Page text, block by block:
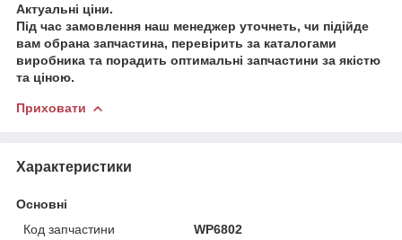
Актуальні ціни.
Під час замовлення наш менеджер уточнеть, чи підійде
вам обрана запчастина, перевірить за каталогами
виробника та порадить оптимальні запчастини за якістю
та ціною.
Приховати
Характеристики
Основні
Код запчастини
WP6802